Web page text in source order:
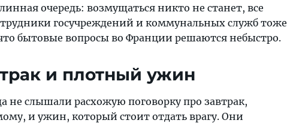
очередь: возмущаться никто не станет, все
госучреждений и коммунальных служб тоже
бытовые вопросы во Франции решаются небыстро.
и плотный ужин
не слышали расхожую поговорку про завтрак,
и ужин, который стоит отдать врагу. Они